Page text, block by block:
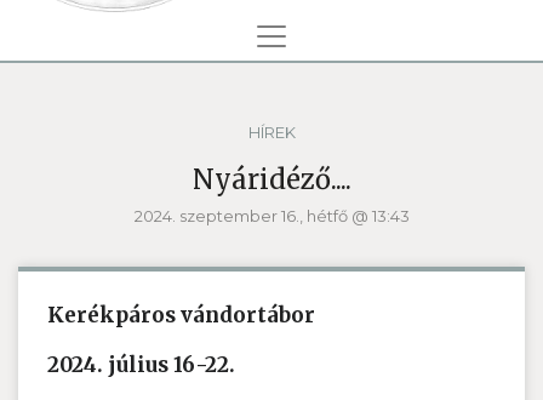
HÍREK
Nyáridéző....
2024. szeptember 16., hétfő @ 13:43
Kerékpáros vándortábor
2024. július 16-22.